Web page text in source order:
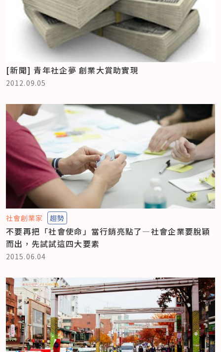
[新聞] 青年社企夢 創業大賞助實現
2012.09.05
社會創業家 趨勢
不要再把「社會使命」當行銷亮點了—社會企業要脫穎
而出，先試試這四大要素
2015.06.04